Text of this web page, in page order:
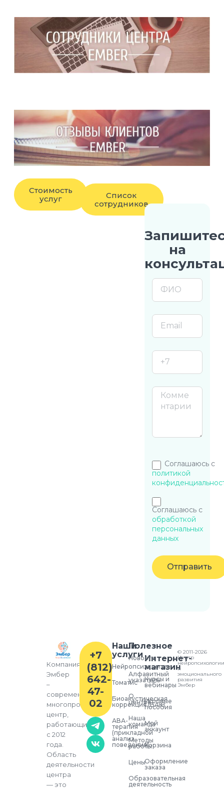
Стоимость
услуг
Список
сотрудников
на
Соглашаюсь с
политикой
Соглашаюсь с
обработкой
персональных
данных
Отправить
Компания
Эмбер
–
современный
многопрофильный
центр,
работающий
с 2012
года.
Область
деятельности
центра
— это
Наши
услуги
Нейропсихология
Томатис
Биоакустическая
коррекция (БАК)
АВА-
терапия
(прикладной
анализ
поведения)
Интернет-
магазин
Курсы и
вебинары
Игровые
пособия
Мой
аккаунт
Корзина
Оформление
заказа
Полезное
Новости
Алфавитный
указатель
О
центре
Наша
команда
Методы
работы
Цены
Образовательная
деятельность
+7
(812)
642-
47-
02
© 2011-2026
Центр
нейропсихологии
и
эмоционального
развития
Эмбер